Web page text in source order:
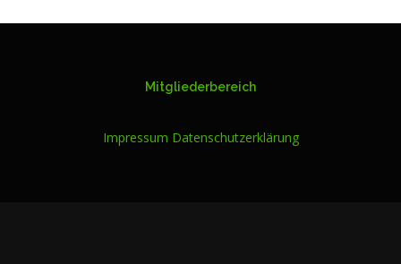
Mitgliederbereich
Impressum Datenschutzerklärung